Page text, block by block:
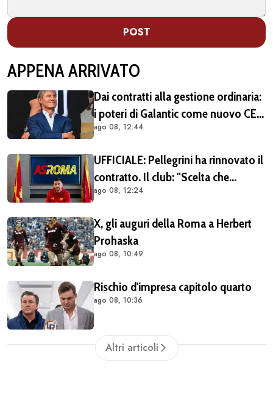
POST
APPENA ARRIVATO
Dai contratti alla gestione ordinaria:
i poteri di Galantic come nuovo CEO
della Roma
ago 08, 12:44
UFFICIALE: Pellegrini ha rinnovato il
contratto. Il club: "Scelta che
testimonia condivisione della
progetto romanista"
ago 08, 12:24
X, gli auguri della Roma a Herbert
Prohaska
ago 08, 10:49
Rischio d'impresa capitolo quarto
ago 08, 10:36
Altri articoli